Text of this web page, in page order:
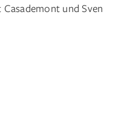
und Sven